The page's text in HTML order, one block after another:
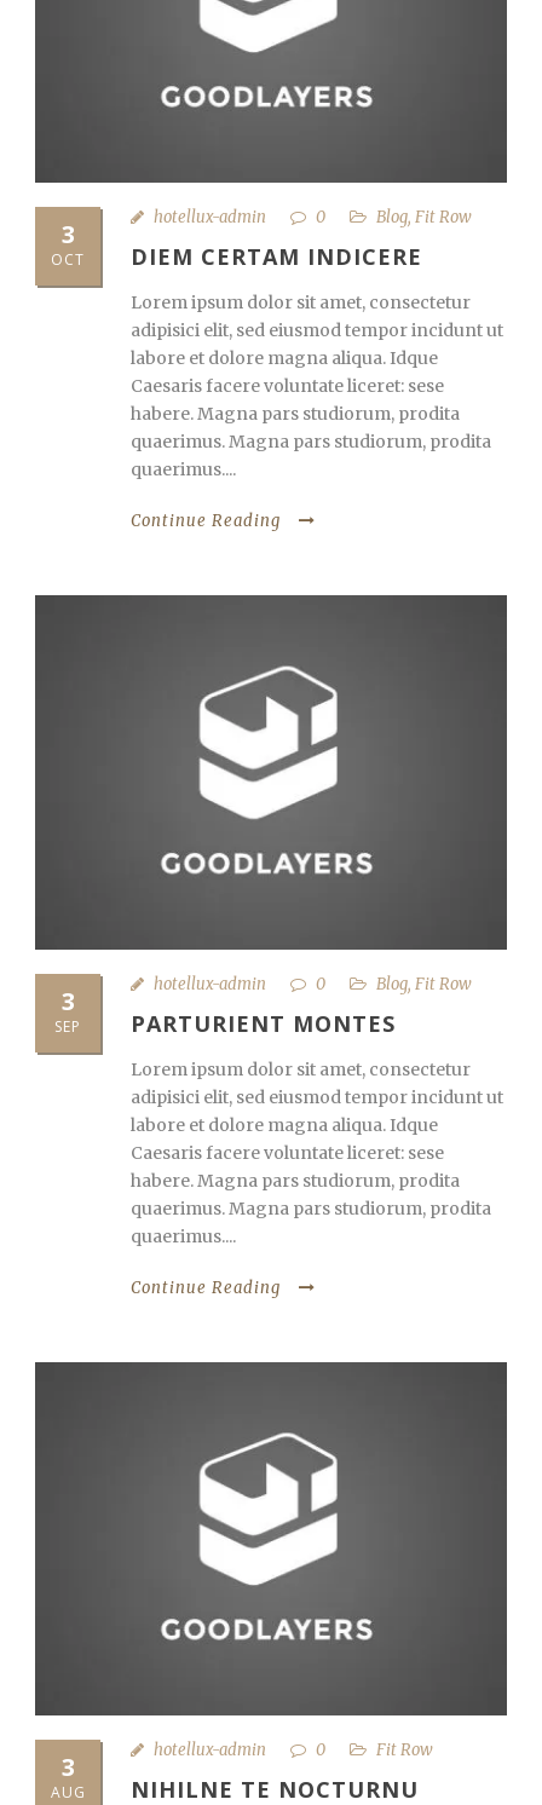
3
OCT
hotellux-admin 0 Blog, Fit Row
DIEM CERTAM INDICERE
Lorem ipsum dolor sit amet, consectetur
adipisici elit, sed eiusmod tempor incidunt ut
labore et dolore magna aliqua. Idque
Caesaris facere voluntate liceret: sese
habere. Magna pars studiorum, prodita
quaerimus. Magna pars studiorum, prodita
quaerimus....
Continue Reading
3
SEP
hotellux-admin 0 Blog, Fit Row
PARTURIENT MONTES
Lorem ipsum dolor sit amet, consectetur
adipisici elit, sed eiusmod tempor incidunt ut
labore et dolore magna aliqua. Idque
Caesaris facere voluntate liceret: sese
habere. Magna pars studiorum, prodita
quaerimus. Magna pars studiorum, prodita
quaerimus....
Continue Reading
3
AUG
hotellux-admin 0 Fit Row
NIHILNE TE NOCTURNU